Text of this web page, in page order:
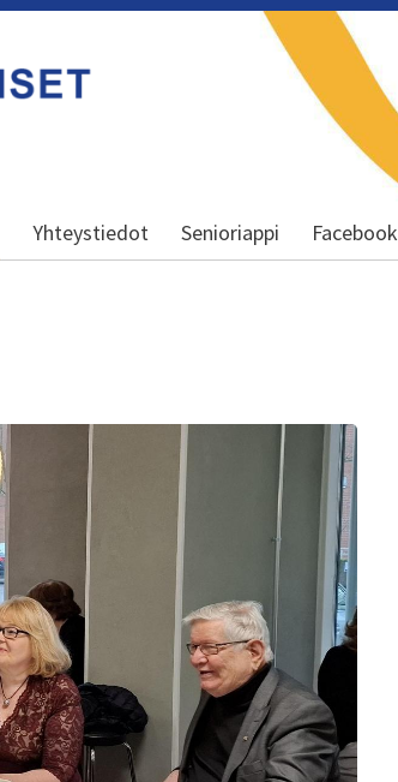
Yhteystiedot Senioriappi Facebook